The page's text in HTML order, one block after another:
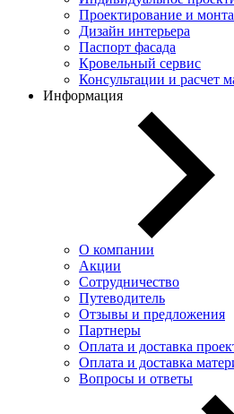
Проектирование и
Дизайн интерьера
Паспорт фасада
Кровельный сервис
Консультации и расчет
Информация
О компании
Акции
Сотрудничество
Путеводитель
Отзывы и предложения
Партнеры
Оплата и доставка
Оплата и доставка
Вопросы и ответы